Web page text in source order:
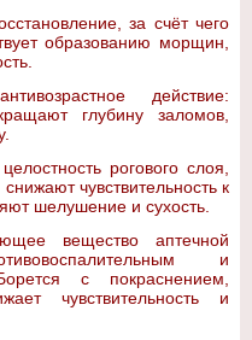
за счёт чего
образованию морщин,
действие:
глубину заломов,
рогового слоя,
чувствительность к
шелушение и сухость.
вещество аптечной
и
с покраснением,
чувствительность и